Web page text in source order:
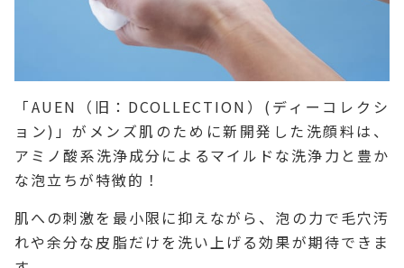
「AUEN（旧：DCOLLECTION）(ディーコレクシ
ョン)」がメンズ肌のために新開発した洗顔料は、
アミノ酸系洗浄成分によるマイルドな洗浄力と豊か
な泡立ちが特徴的！
肌への刺激を最小限に抑えながら、泡の力で毛穴汚
れや余分な皮脂だけを洗い上げる効果が期待できま